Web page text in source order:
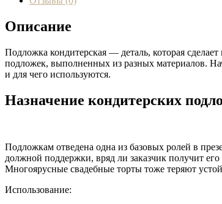
Описание
Подложка кондитерская — деталь, которая
подложек, выполненных из разных материалов.
и для чего используются.
Назначение кондитерских
Подложкам отведена одна из базовых ролей в
должной поддержки, вряд ли заказчик получит
Многоярусные свадебные торты тоже теряют
Использование: